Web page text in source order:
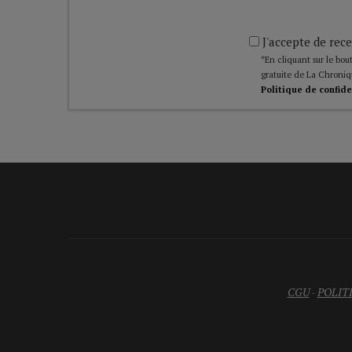
J'accepte de
*En cliquant sur le
gratuite de La
Politique de
CGU-